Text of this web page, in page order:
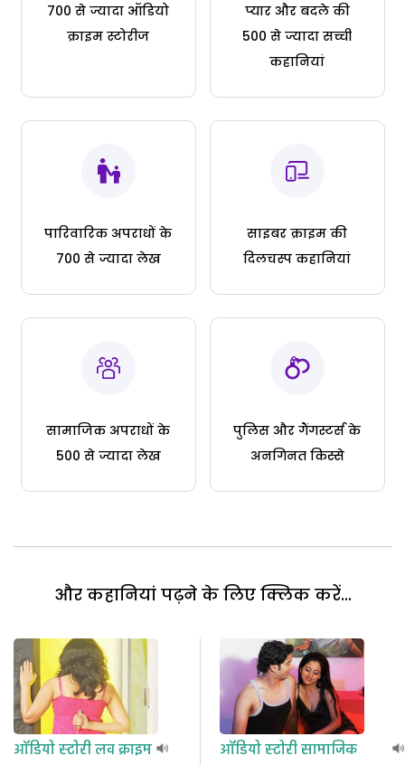
700 से ज्यादा ऑडियो
क्राइम स्टोरीज
प्यार और बदले की
500 से ज्यादा सच्ची
कहानियां
पारिवारिक अपराधों के
700 से ज्यादा लेख
साइबर क्राइम की
दिलचस्प कहानियां
सामाजिक अपराधों के
500 से ज्यादा लेख
पुलिस और गैंगस्टर्स के
अनगिनत किस्से
और कहानियां पढ़ने के लिए क्लिक करें...
ऑडियो स्टोरीलव क्राइम ऑडियो स्टोरीसामाजिक